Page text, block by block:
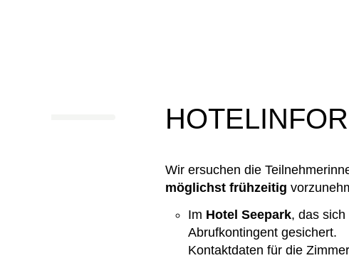
Wir ersuchen die
möglichst frühzeitig
Im Hotel Seepark, das
Abrufkontingent gesichert.
Kontaktdaten für die